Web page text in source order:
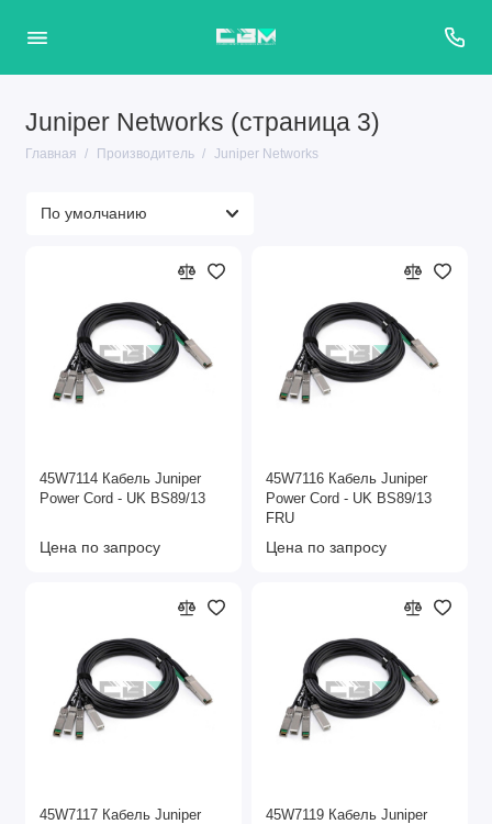
Juniper Networks (страница 3)
Главная Производитель Juniper Networks
45W7114 Кабель Juniper
Power Cord - UK BS89/13
Цена по запросу
45W7116 Кабель Juniper
Power Cord - UK BS89/13
FRU
Цена по запросу
45W7117 Кабель Juniper
45W7119 Кабель Juniper